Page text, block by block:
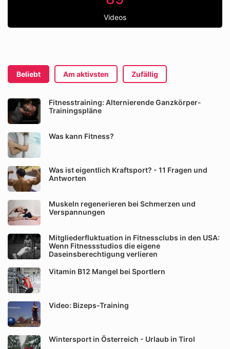
Videos
Beliebt Am aktivsten Zufällig
Fitnesstraining: Alternierende Ganzkörper-
Trainingspläne
Was kann Fitness?
Was ist eigentlich Kraftsport? - 11 Fragen und
Antworten
Muskeln regenerieren bei Schmerzen und
Verspannungen
Mitgliederfluktuation in Fitnessclubs in den USA:
Wenn Fitnessstudios die eigene
Daseinsberechtigung verlieren
Vitamin B12 Mangel bei Sportlern
Video: Bizeps-Training
Wintersport in Österreich - Urlaub in Tirol